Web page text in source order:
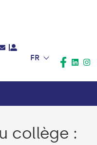
FR
collège :